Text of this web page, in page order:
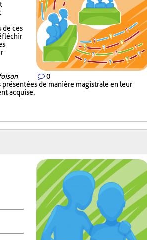
0
de ces
de manière magistrale en leur
acquise.